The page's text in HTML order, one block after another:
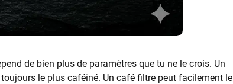
de bien plus de paramètres que tu ne le crois. Un
le plus caféiné. Un café filtre peut facilement le